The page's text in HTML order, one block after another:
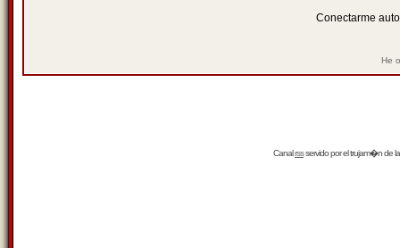
Conectarme
He
Canalrssservido por eltrujam�nde